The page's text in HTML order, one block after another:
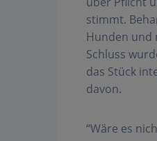
stimmt.
Hunden und
Schluss
das Stück
davon.
“Wäre es